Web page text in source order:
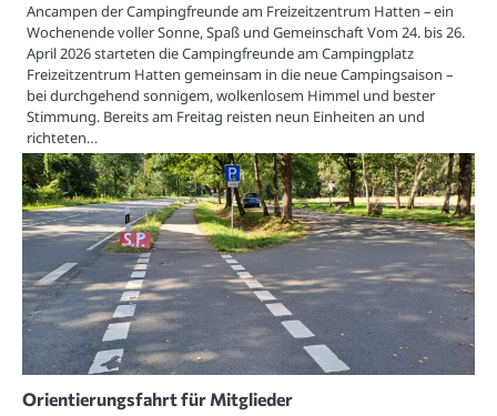
Ancampen der Campingfreunde am Freizeitzentrum Hatten – ein
Wochenende voller Sonne, Spaß und Gemeinschaft Vom 24. bis 26.
April 2026 starteten die Campingfreunde am Campingplatz
Freizeitzentrum Hatten gemeinsam in die neue Campingsaison –
bei durchgehend sonnigem, wolkenlosem Himmel und bester
Stimmung. Bereits am Freitag reisten neun Einheiten an und
richteten…
Orientierungsfahrt für Mitglieder